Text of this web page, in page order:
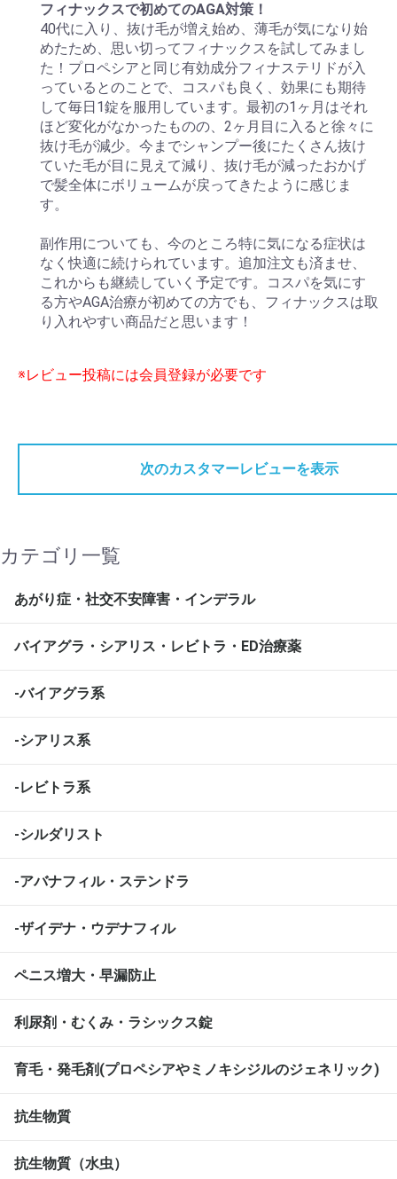
フィナックスで初めてのAGA対策！
40代に入り、抜け毛が増え始め、薄毛が気になり始
めたため、思い切ってフィナックスを試してみまし
た！プロペシアと同じ有効成分フィナステリドが入
っているとのことで、コスパも良く、効果にも期待
して毎日1錠を服用しています。最初の1ヶ月はそれ
ほど変化がなかったものの、2ヶ月目に入ると徐々に
抜け毛が減少。今までシャンプー後にたくさん抜け
ていた毛が目に見えて減り、抜け毛が減ったおかげ
で髪全体にボリュームが戻ってきたように感じま
す。
副作用についても、今のところ特に気になる症状は
なく快適に続けられています。追加注文も済ませ、
これからも継続していく予定です。コスパを気にす
る方やAGA治療が初めての方でも、フィナックスは取
り入れやすい商品だと思います！
※レビュー投稿には会員登録が必要です
次のカスタマーレビューを表示
カテゴリ一覧
あがり症・社交不安障害・インデラル
バイアグラ・シアリス・レビトラ・ED治療薬
-バイアグラ系
-シアリス系
-レビトラ系
-シルダリスト
-アバナフィル・ステンドラ
-ザイデナ・ウデナフィル
ペニス増大・早漏防止
利尿剤・むくみ・ラシックス錠
育毛・発毛剤(プロペシアやミノキシジルのジェネリック)
抗生物質
抗生物質（水虫）